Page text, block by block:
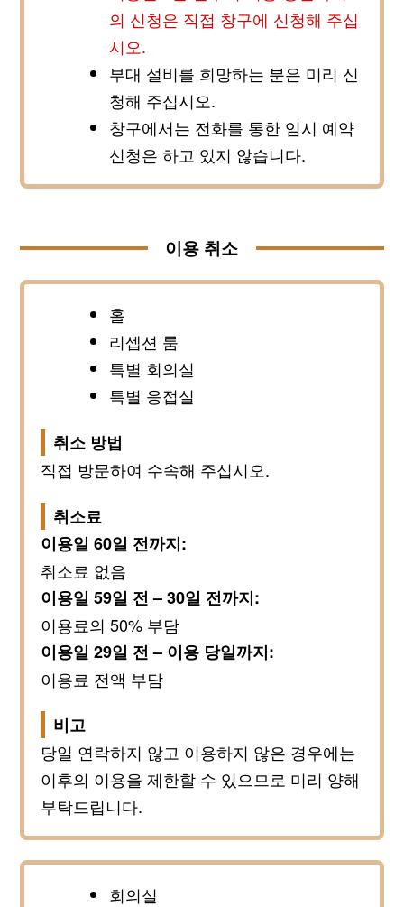
의 신청은 직접 창구에 신청해 주십
시오.
부대 설비를 희망하는 분은 미리 신
청해 주십시오.
창구에서는 전화를 통한 임시 예약
신청은 하고 있지 않습니다.
이용 취소
홀
리셉션 룸
특별 회의실
특별 응접실
취소 방법
직접 방문하여 수속해 주십시오.
취소료
이용일 60일 전까지:
취소료 없음
이용일 59일 전 – 30일 전까지:
이용료의 50% 부담
이용일 29일 전 – 이용 당일까지:
이용료 전액 부담
비고
당일 연락하지 않고 이용하지 않은 경우에는
이후의 이용을 제한할 수 있으므로 미리 양해
부탁드립니다.
회의실